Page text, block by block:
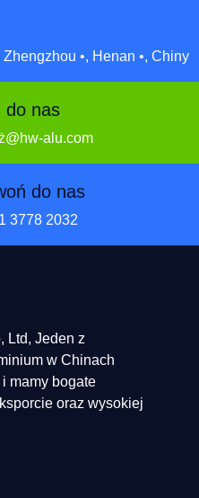
•, Henan •, Chiny
do nas
alu.com
do nas
3778 2032
Ltd, Jeden z
w Chinach
mamy bogate
oraz wysokiej